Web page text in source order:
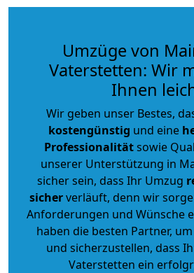
Umzüge von
Vaterstetten: Wir
Ihnen
Wir geben unser Bestes,
kostengünstig und eine
Professionalitätsowie
unserer Unterstützung in
sicher sein, dass Ihr Umzug
sicherverläuft, denn wir
Anforderungen und Wünsche
haben die besten Partner,
und sicherzustellen, dass
Vaterstetten ein